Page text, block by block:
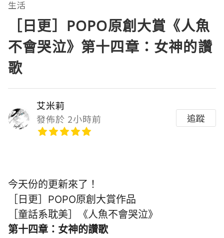
生活
［日更］POPO原創大賞《人魚
不會哭泣》第十四章：女神的讚
歌
艾米莉
發佈於 2小時前
追蹤
今天份的更新來了！
［日更］POPO原創大賞作品
［童話系耽美］《人魚不會哭泣》
第十四章：女神的讚歌